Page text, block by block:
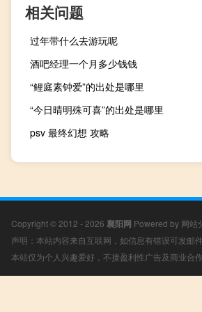
相关问题
过年带什么去游玩呢
酒吧经理一个月多少钱钱
“鲤庭素钟爱”的出处是哪里
“今日晴明殊可喜”的出处是哪里
psv 最终幻想 攻略
Copyright © 2012 - 2026 襄阳网 Powered by 网站
声明：本站内容来自互联网，如信息有错误可发邮
本站仅为个人兴趣爱好，不接盈利性广告及商业合作